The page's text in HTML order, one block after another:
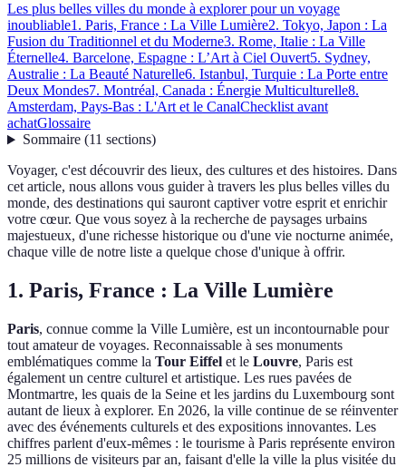
Les plus belles villes du monde à explorer pour un voyage
inoubliable1. Paris, France : La Ville Lumière2. Tokyo, Japon : La
Fusion du Traditionnel et du Moderne3. Rome, Italie : La Ville
Éternelle4. Barcelone, Espagne : L’Art à Ciel Ouvert5. Sydney,
Australie : La Beauté Naturelle6. Istanbul, Turquie : La Porte entre
Deux Mondes7. Montréal, Canada : Énergie Multiculturelle8.
Amsterdam, Pays-Bas : L'Art et le CanalChecklist avant
achatGlossaire
Sommaire(11 sections)
Voyager, c'est découvrir des lieux, des cultures et des histoires. Dans
cet article, nous allons vous guider à travers les plus belles villes du
monde, des destinations qui sauront captiver votre esprit et enrichir
votre cœur. Que vous soyez à la recherche de paysages urbains
majestueux, d'une richesse historique ou d'une vie nocturne animée,
chaque ville de notre liste a quelque chose d'unique à offrir.
1. Paris, France : La Ville Lumière
Paris, connue comme la Ville Lumière, est un incontournable pour
tout amateur de voyages. Reconnaissable à ses monuments
emblématiques comme la Tour Eiffel et le Louvre, Paris est
également un centre culturel et artistique. Les rues pavées de
Montmartre, les quais de la Seine et les jardins du Luxembourg sont
autant de lieux à explorer. En 2026, la ville continue de se réinventer
avec des événements culturels et des expositions innovantes. Les
chiffres parlent d'eux-mêmes : le tourisme à Paris représente environ
25 millions de visiteurs par an, faisant d'elle la ville la plus visitée du